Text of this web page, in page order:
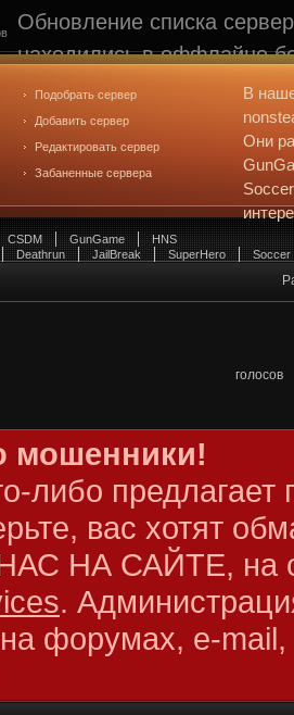
Обновление списка
находились в оффлайне
рейтинге не участвуют.
редактирования
.
Подобрать сервер
Добавить сервер
Редактировать сервер
Забаненные сервера
В
Они
CSDM GunGame
HNS
Deathrun JailBreak SuperHero Soccer
голосов
мошенники!
либо
вас хотят
НА САЙТЕ, на
.
форумах, e-mail,